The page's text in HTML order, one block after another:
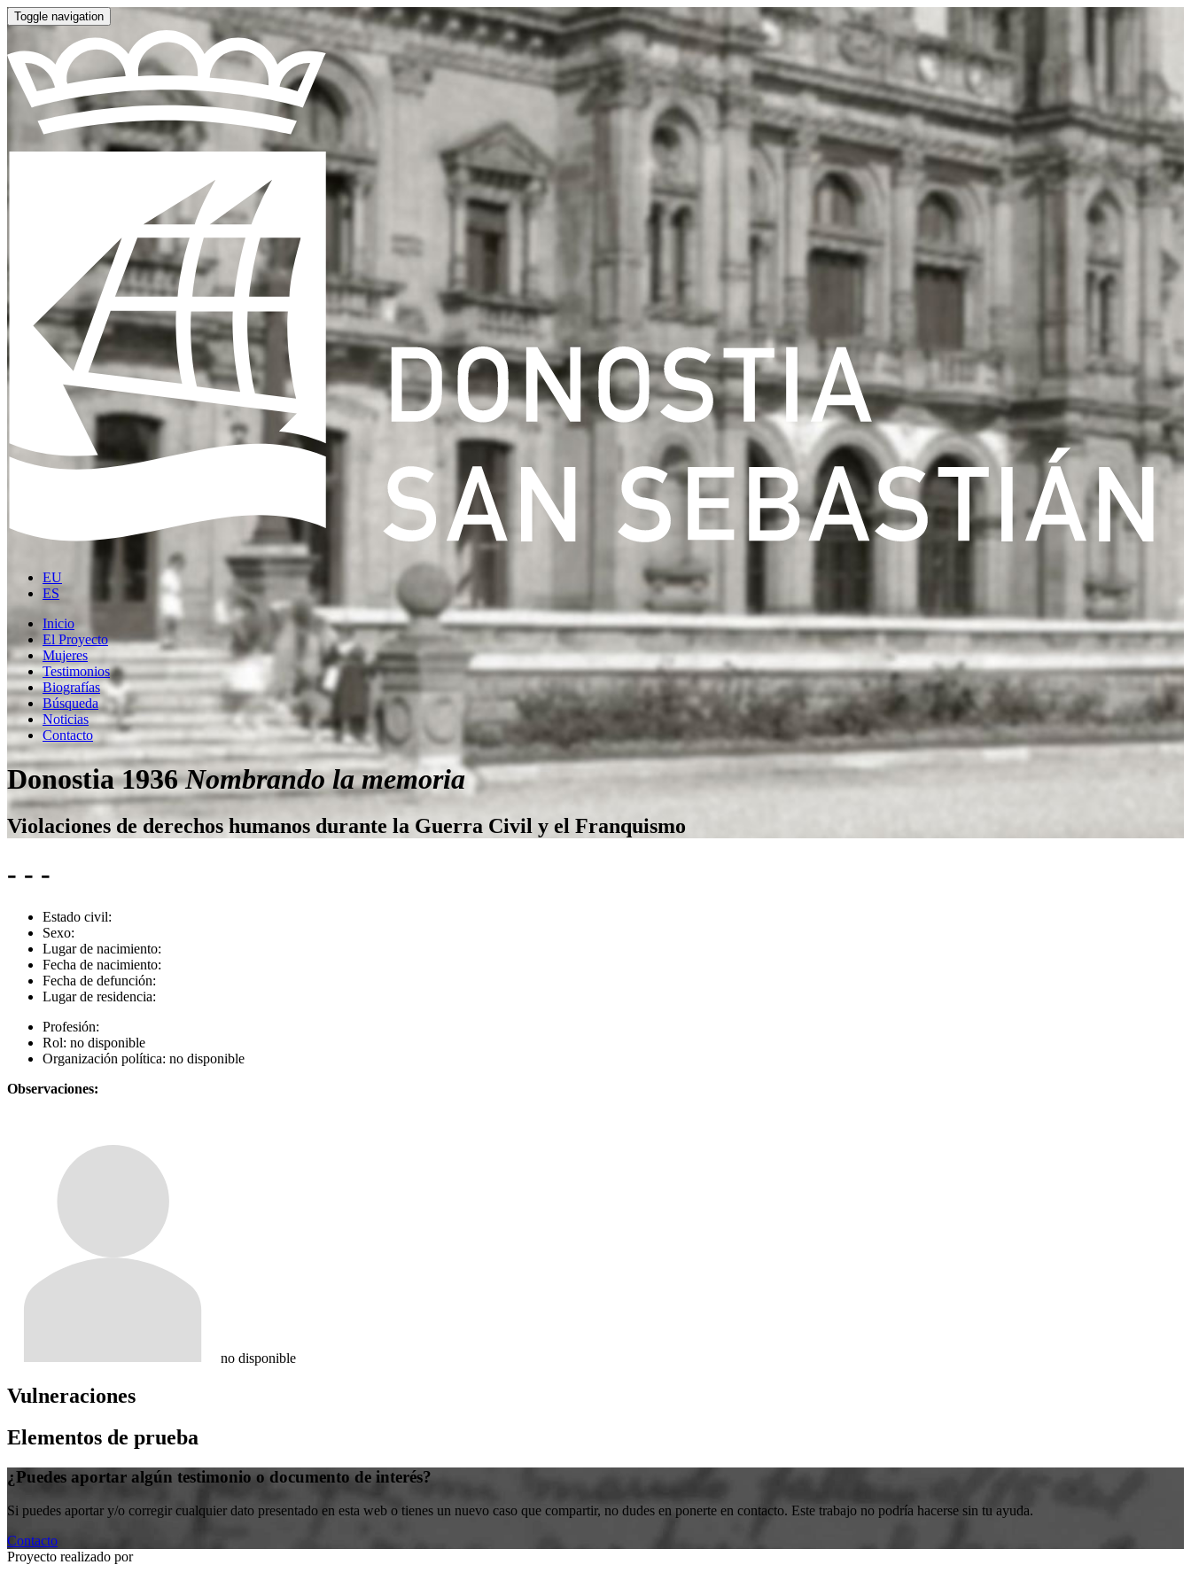
Toggle navigation
EU
ES
Inicio
El Proyecto
Mujeres
Testimonios
Biografías
Búsqueda
Noticias
Contacto
Donostia 1936Nombrando la memoria
Violaciones de derechos humanos durante la Guerra Civil y el Franquismo
- - -
Estado civil:
Sexo:
Lugar de nacimiento:
Fecha de nacimiento:
Fecha de defunción:
Lugar de residencia:
Profesión:
Rol: no disponible
Organización política: no disponible
Observaciones:
no disponible
Vulneraciones
Elementos de prueba
¿Puedes aportar algún testimonio o documento de interés?
Si puedes aportar y/o corregir cualquier dato presentado en esta web o tienes un nuevo caso que compartir, no dudes en ponerte en contacto. Este trabajo no podría hacerse sin tu ayuda.
Contacto
Proyecto realizado por